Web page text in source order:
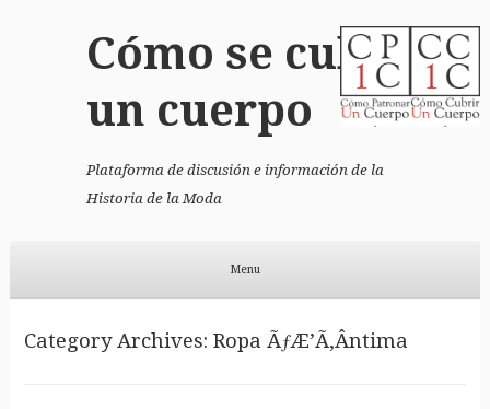
Cómo se cubrió
un cuerpo
Plataforma de discusión e información de la
Historia de la Moda
Menu
Category Archives: Ropa ÃƒÆ’Ã‚Â­ntima